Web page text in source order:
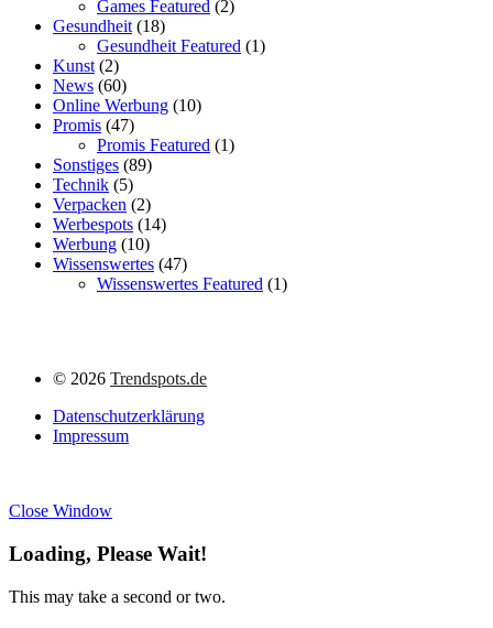
Games Featured (2)
Gesundheit(18)
Gesundheit Featured (1)
Kunst(2)
News (60)
Online Werbung (10)
Promis (47)
Promis Featured (1)
Sonstiges (89)
Technik (5)
Verpacken (2)
Werbespots (14)
Werbung (10)
Wissenswertes (47)
Wissenswertes Featured (1)
© 2026 Trendspots.de
Datenschutzerklärung
Impressum
Close Window
Loading, Please Wait!
This may take a second or two.